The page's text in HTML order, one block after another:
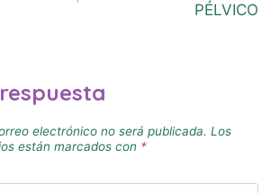
PÉLVICO
electrónico no será publicada. Los
están marcados con *